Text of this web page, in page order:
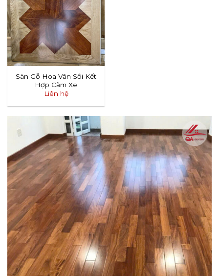
Sàn Gỗ Hoa Văn Sồi Kết
Hợp Căm Xe
Liên hệ